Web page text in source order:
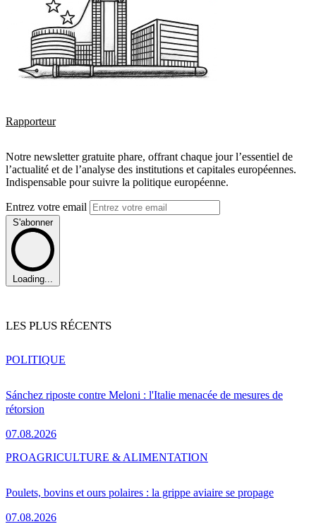
Rapporteur
Notre newsletter gratuite phare, offrant chaque jour l’essentiel de
l’actualité et de l’analyse des institutions et capitales européennes.
Indispensable pour suivre la politique européenne.
Entrez votre email
S'abonner
Loading...
LES PLUS RÉCENTS
Sánchez riposte contre Meloni : l'Italie menacée de mesures de
rétorsion
07.08.2026
POLITIQUE
Poulets, bovins et ours polaires : la grippe aviaire se propage
07.08.2026
PROAGRICULTURE & ALIMENTATION